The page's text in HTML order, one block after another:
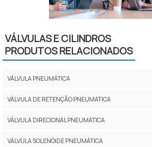
VÁLVULAS E CILINDROS
PRODUTOS RELACIONADOS
VÁLVULA PNEUMÁTICA
VÁLVULA DE RETENÇÃO PNEUMATICA
VÁLVULA DIRECIONAL PNEUMÁTICA
VÁLVULA SOLENÓIDE PNEUMÁTICA